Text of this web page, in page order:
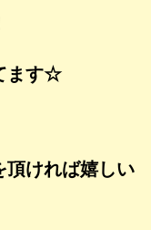
ます☆
ければ嬉しい